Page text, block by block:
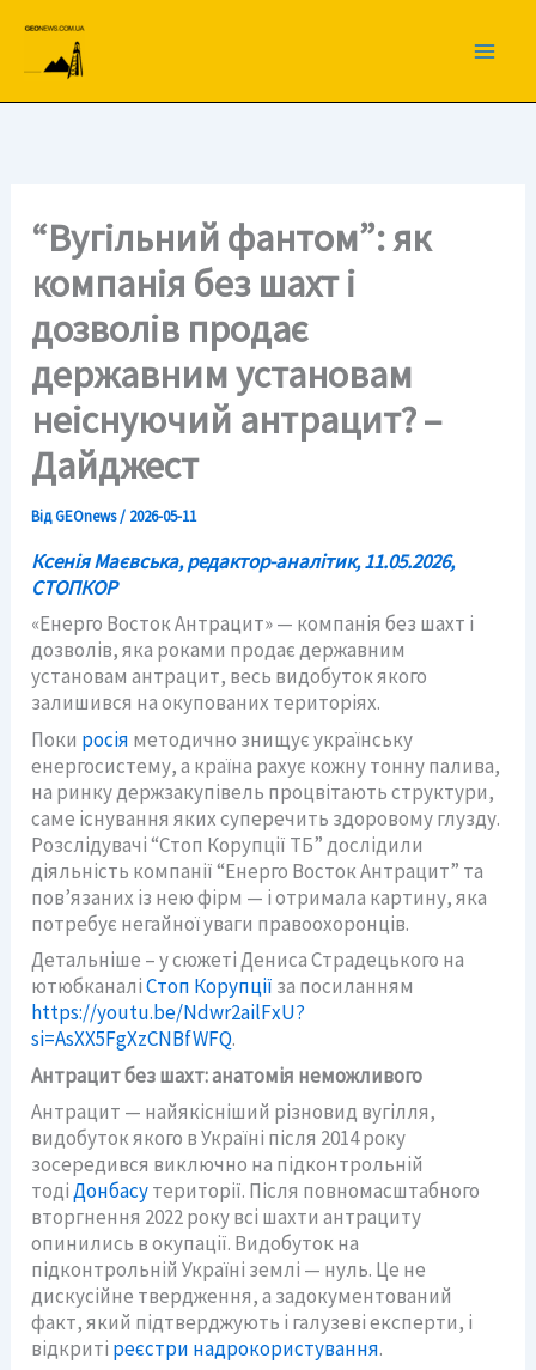
вмісту
“Вугільний фантом”: як
компанія без шахт і
дозволів продає
державним установам
неіснуючий антрацит? –
Дайджест
ВідGEOnews/ 2026-05-11
Ксенія Маєвська, редактор-аналітик, 11.05.2026,
СТОПКОР
«Енерго Восток Антрацит» — компанія без шахт і
дозволів, яка роками продає державним
установам антрацит, весь видобуток якого
залишився на окупованих територіях.
Поки росія методично знищує українську
енергосистему, а країна рахує кожну тонну палива,
на ринку держзакупівель процвітають структури,
саме існування яких суперечить здоровому глузду.
Розслідувачі “Стоп Корупції ТБ” дослідили
діяльність компанії “Енерго Восток Антрацит” та
пов’язаних із нею фірм — і отримала картину, яка
потребує негайної уваги правоохоронців.
Детальніше – у сюжеті Дениса Страдецького на
ютюбканаліСтоп Корупції за посиланням
https://youtu.be/Ndwr2ailFxU?
si=AsXX5FgXzCNBfWFQ.
Антрацит без шахт: анатомія неможливого
Антрацит — найякісніший різновид вугілля,
видобуток якого в Україні після 2014 року
зосередився виключно на підконтрольній
тодіДонбасутериторії. Після повномасштабного
вторгнення 2022 року всі шахти антрациту
опинились в окупації. Видобуток на
підконтрольній Україні землі — нуль. Це не
дискусійне твердження, а задокументований
факт, який підтверджують і галузеві експерти, і
відкриті реєстри надрокористування.